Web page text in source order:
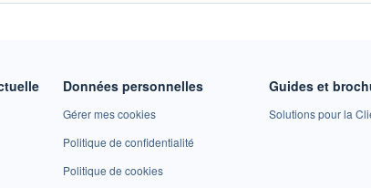
Données personnelles
Gérer mes cookies
Politique de confidentialité
Politique de cookies
Guides et
Solutions pour la